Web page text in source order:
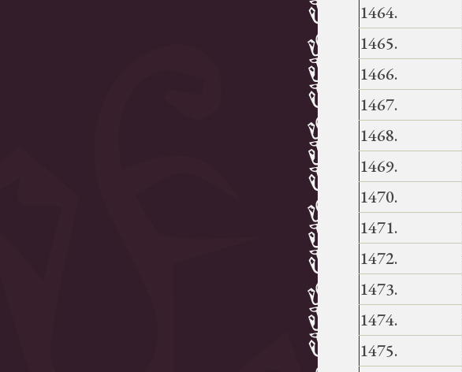
1464.
1465.
1466.
1467.
1468.
1469.
1470.
1471.
1472.
1473.
1474.
1475.